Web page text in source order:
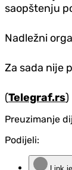
saopštenju
Nadležni
Za sada nije
(Telegraf.rs)
Preuzimanje
Podijeli: